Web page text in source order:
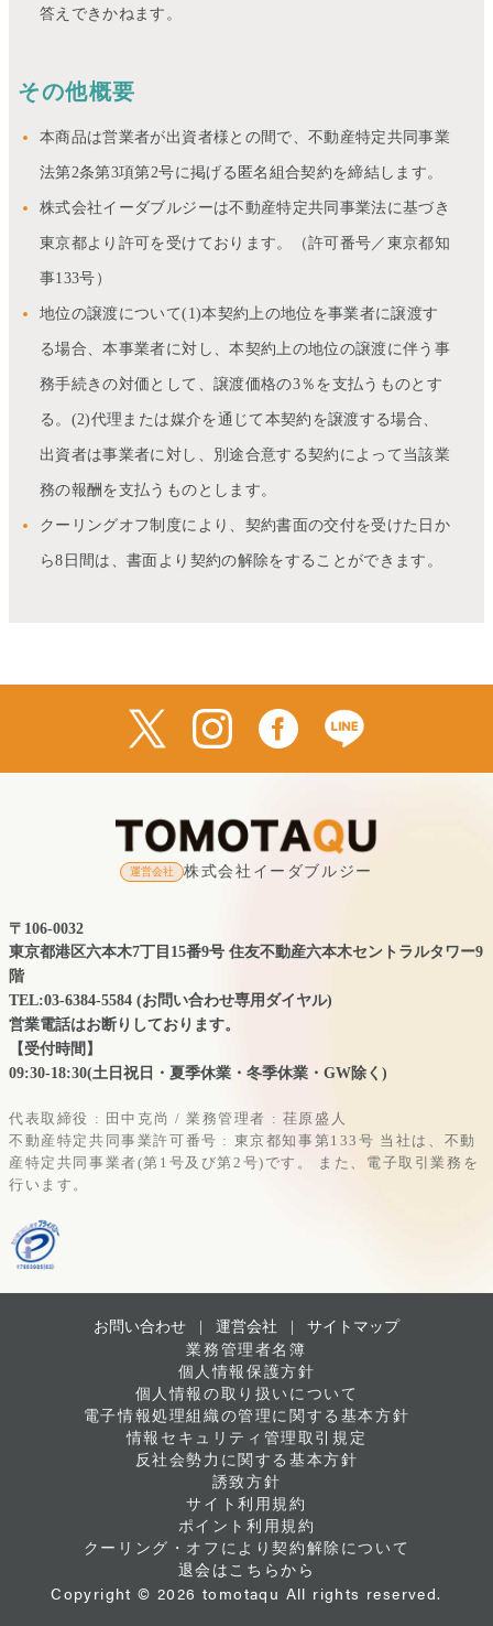
答えできかねます。
その他概要
本商品は営業者が出資者様との間で、不動産特定共同事業
法第2条第3項第2号に掲げる匿名組合契約を締結します。
株式会社イーダブルジーは不動産特定共同事業法に基づき
東京都より許可を受けております。（許可番号／東京都知
事133号）
地位の譲渡について(1)本契約上の地位を事業者に譲渡す
る場合、本事業者に対し、本契約上の地位の譲渡に伴う事
務手続きの対価として、譲渡価格の3％を支払うものとす
る。(2)代理または媒介を通じて本契約を譲渡する場合、
出資者は事業者に対し、別途合意する契約によって当該業
務の報酬を支払うものとします。
クーリングオフ制度により、契約書面の交付を受けた日か
ら8日間は、書面より契約の解除をすることができます。
運営会社 株式会社イーダブルジー
〒106-0032
東京都港区六本木7丁目15番9号 住友不動産六本木セントラルタワー9
階
TEL:03-6384-5584 (お問い合わせ専用ダイヤル)
営業電話はお断りしております。
【受付時間】
09:30-18:30(土日祝日・夏季休業・冬季休業・GW除く)
代表取締役 : 田中克尚 / 業務管理者 : 荏原盛人
不動産特定共同事業許可番号 : 東京都知事第133号 当社は、不動
産特定共同事業者(第1号及び第2号)です。
また、電子取引業務を
行います。
お問い合わせ | 運営会社
サイトマップ
業務管理者名簿
個人情報保護方針
個人情報の取り扱いについて
電子情報処理組織の管理に関する基本方針
情報セキュリティ管理取引規定
反社会勢力に関する基本方針
誘致方針
サイト利用規約
ポイント利用規約
クーリング・オフにより契約解除について
退会はこちらから
Copyright © 2026 tomotaqu All rights reserved.